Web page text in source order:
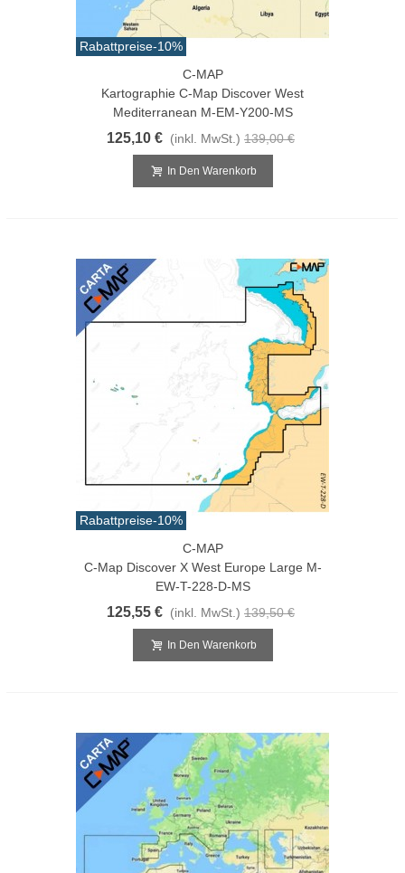
Rabattpreise-10%
C-MAP
Kartographie C-Map Discover West
Mediterranean M-EM-Y200-MS
125,10 € (inkl. MwSt.) 139,00 €
In Den Warenkorb
Rabattpreise-10%
C-MAP
C-Map Discover X West Europe Large M-
EW-T-228-D-MS
125,55 € (inkl. MwSt.) 139,50 €
In Den Warenkorb